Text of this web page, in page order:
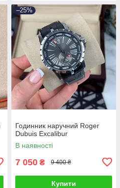
–25%
Годинник наручний Roger
Dubuis Excalibur
В наявності
7 050 ₴ 9 400 ₴
Купити